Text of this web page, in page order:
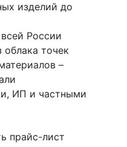
изделий до
России
точек
–
ИП и частными
прайс-лист